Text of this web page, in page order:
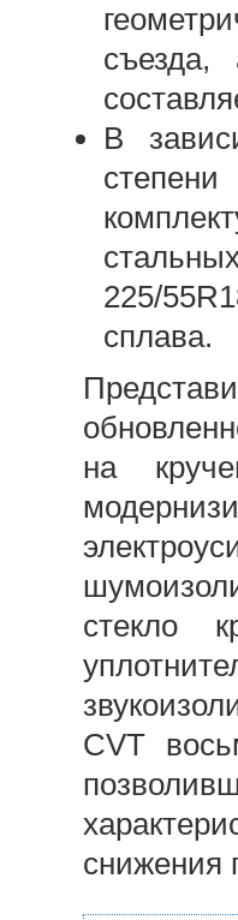
В
225/
сплава.
на
стекло
CVT
снижения